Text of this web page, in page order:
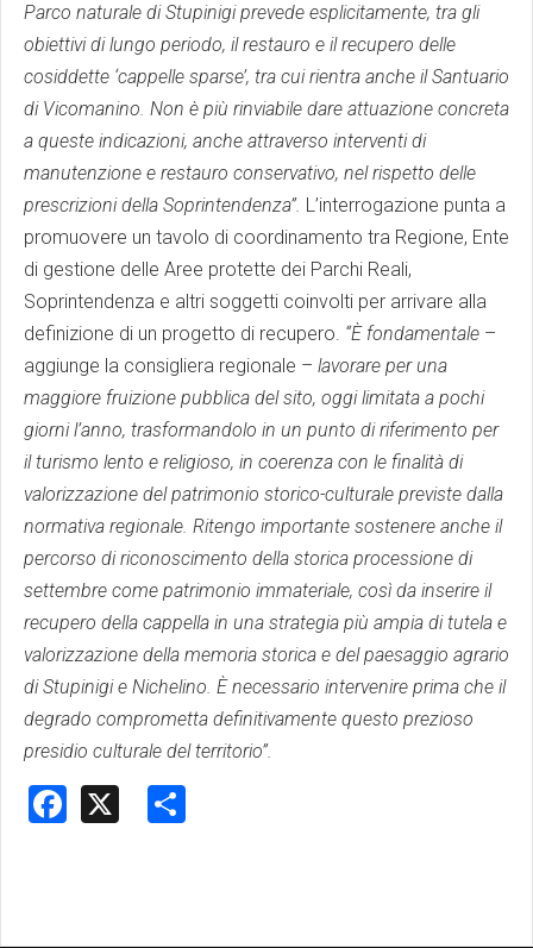
Parco naturale di Stupinigi prevede esplicitamente, tra gli
obiettivi di lungo periodo, il restauro e il recupero delle
cosiddette ‘cappelle sparse’, tra cui rientra anche il Santuario
di Vicomanino. Non è più rinviabile dare attuazione concreta
a queste indicazioni, anche attraverso interventi di
manutenzione e restauro conservativo, nel rispetto delle
prescrizioni della Soprintendenza”. L’interrogazione punta a
promuovere un tavolo di coordinamento tra Regione, Ente
di gestione delle Aree protette dei Parchi Reali,
Soprintendenza e altri soggetti coinvolti per arrivare alla
definizione di un progetto di recupero. “È fondamentale –
aggiunge la consigliera regionale – lavorare per una
maggiore fruizione pubblica del sito, oggi limitata a pochi
giorni l’anno, trasformandolo in un punto di riferimento per
il turismo lento e religioso, in coerenza con le finalità di
valorizzazione del patrimonio storico-culturale previste dalla
normativa regionale. Ritengo importante sostenere anche il
percorso di riconoscimento della storica processione di
settembre come patrimonio immateriale, così da inserire il
recupero della cappella in una strategia più ampia di tutela e
valorizzazione della memoria storica e del paesaggio agrario
di Stupinigi e Nichelino. È necessario intervenire prima che il
degrado comprometta definitivamente questo prezioso
presidio culturale del territorio”.
Facebook